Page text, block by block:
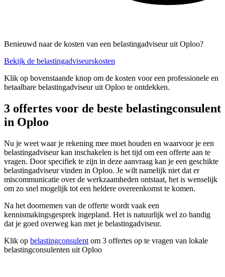
Benieuwd naar de kosten van een belastingadviseur uit Oploo?
Bekijk de belastingadviseurskosten
Klik op bovenstaande knop om de kosten voor een professionele en
betaalbare belastingadviseur uit Oploo te ontdekken.
3 offertes voor de beste belastingconsulent
in Oploo
Nu je weet waar je rekening mee moet houden en waarvoor je een
belastingadviseur kan inschakelen is het tijd om een offerte aan te
vragen. Door specifiek te zijn in deze aanvraag kan je een geschikte
belastingadviseur vinden in Oploo. Je wilt namelijk niet dat er
miscommunicatie over de werkzaamheden ontstaat, het is wenselijk
om zo snel mogelijk tot een heldere overeenkomst te komen.
Na het doornemen van de offerte wordt vaak een
kennismakingsgesprek ingepland. Het is natuurlijk wel zo handig
dat je goed overweg kan met je belastingadviseur.
Klik op belastingconsulent om 3 offertes op te vragen van lokale
belastingconsulenten uit Oploo